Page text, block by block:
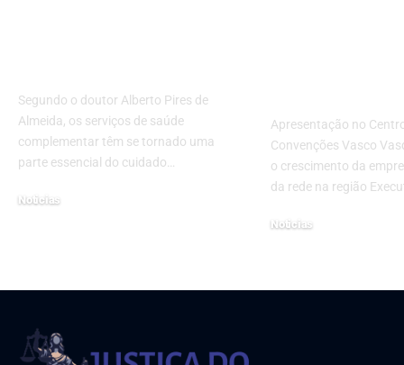
Segundo o doutor Alberto Pires de
Almeida, os serviços de saúde
complementar têm se tornado uma
parte essencial do cuidado…
Noticias
Apresentação no
Convenções Vasco
o crescimento da
da rede na região
Noticias